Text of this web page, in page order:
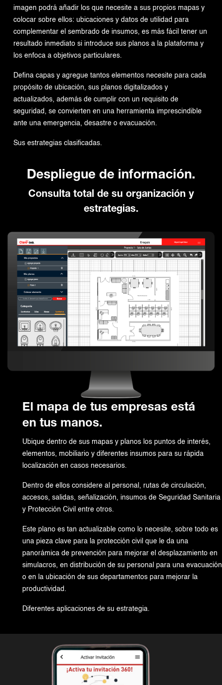
imagen podrá añadir los que necesite a sus propios mapas y
colocar sobre ellos: ubicaciones y datos de utilidad para
complementar el sembrado de insumos, es más fácil tener un
resultado inmediato si introduce sus planos a la plataforma y
los enfoca a objetivos particulares.
Defina capas y agregue tantos elementos necesite para cada
propósito de ubicación, sus planos digitalizados y
actualizados, además de cumplir con un requisito de
seguridad, se convierten en una herramienta imprescindible
ante una emergencia, desastre o evacuación.
Sus estrategias clasificadas.
Despliegue de información.
Consulta total de su organización y
estrategias.
El mapa de tus empresas está
en tus manos.
Ubique dentro de sus mapas y planos los puntos de interés,
elementos, mobiliario y diferentes insumos para su rápida
localización en casos necesarios.
Dentro de ellos considere al personal, rutas de circulación,
accesos, salidas, señalización, insumos de Seguridad Sanitaria
y Protección Civil entre otros.
Este plano es tan actualizable como lo necesite, sobre todo es
una pieza clave para la protección civil que le da una
panorámica de prevención para mejorar el desplazamiento en
simulacros, en distribución de su personal para una evacuación
o en la ubicación de sus departamentos para mejorar la
productividad.
Diferentes aplicaciones de su estrategia.